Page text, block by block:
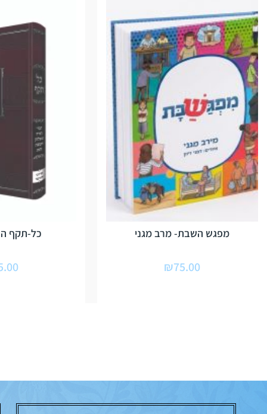
מפגש השבת- מרב מגני
₪75.00
כל-תקף